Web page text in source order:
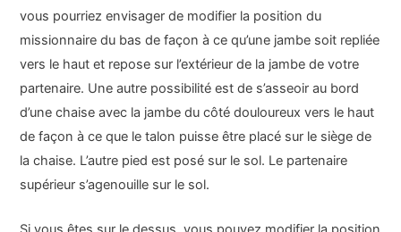
vous pourriez envisager de modifier la position du
missionnaire du bas de façon à ce qu’une jambe soit repliée
vers le haut et repose sur l’extérieur de la jambe de votre
partenaire. Une autre possibilité est de s’asseoir au bord
d’une chaise avec la jambe du côté douloureux vers le haut
de façon à ce que le talon puisse être placé sur le siège de
la chaise. L’autre pied est posé sur le sol. Le partenaire
supérieur s’agenouille sur le sol.